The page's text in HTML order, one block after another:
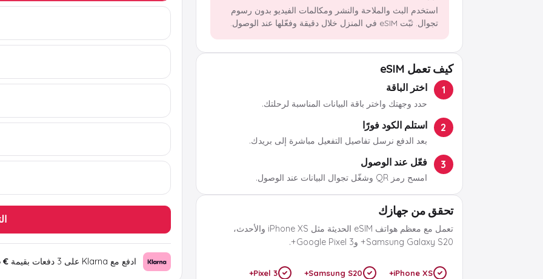
استخدم البث والملاحة والنشر ومكالمات الفيديو بدون رسوم
تجوال. ثبّت eSIM في المنزل خلال دقيقة وفعّلها عند الوصول.
كيف تعمل eSIM
1 اختر الباقة
حدد وجهتك واختر باقة البيانات المناسبة لرحلتك.
2 استلم الكود فورًا
بعد الدفع نرسل تفاصيل التفعيل مباشرة إلى بريدك.
3 فعّل عند الوصول
امسح رمز QR وشغّل تجوال البيانات عند الوصول.
تحقق من جهازك
تعمل مع معظم هواتف eSIM الحديثة مثل iPhone XS والأحدث،
Samsung Galaxy S20+ وGoogle Pixel 3+.
iPhone XS+
Samsung S20+
Pixel 3+
ادفع مع Klarna على 3 دفعات بقيمة € 0.86